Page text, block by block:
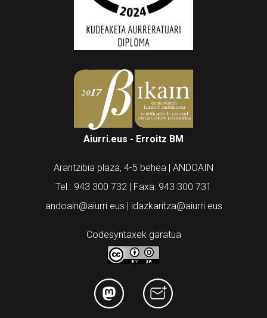
Aiurri.eus - Erroitz BM
Arantzibia plaza, 4-5 behea | ANDOAIN
Tel.: 943 300 732 | Faxa: 943 300 731
andoain@aiurri.eus | idazkaritza@aiurri.eus
Codesyntaxek garatua